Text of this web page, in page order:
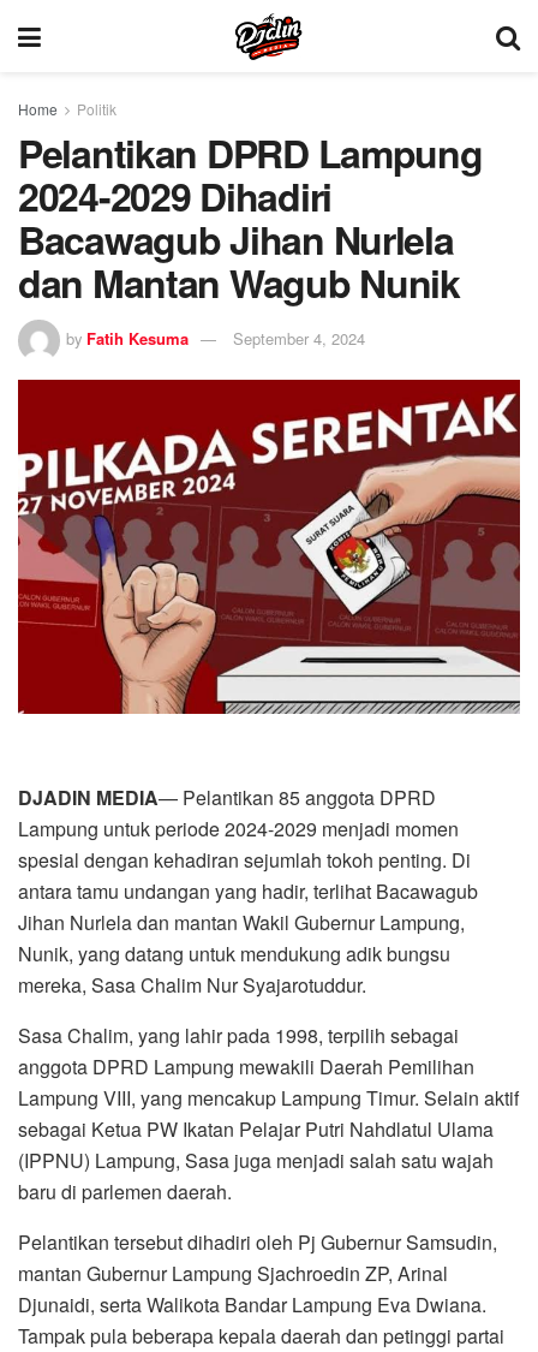
Home Politik
Pelantikan DPRD Lampung
2024-2029 Dihadiri
Bacawagub Jihan Nurlela
dan Mantan Wagub Nunik
by Fatih Kesuma September 4, 2024
DJADIN MEDIA— Pelantikan 85 anggota DPRD
Lampung untuk periode 2024-2029 menjadi momen
spesial dengan kehadiran sejumlah tokoh penting. Di
antara tamu undangan yang hadir, terlihat Bacawagub
Jihan Nurlela dan mantan Wakil Gubernur Lampung,
Nunik, yang datang untuk mendukung adik bungsu
mereka, Sasa Chalim Nur Syajarotuddur.
Sasa Chalim, yang lahir pada 1998, terpilih sebagai
anggota DPRD Lampung mewakili Daerah Pemilihan
Lampung VIII, yang mencakup Lampung Timur. Selain aktif
sebagai Ketua PW Ikatan Pelajar Putri Nahdlatul Ulama
(IPPNU) Lampung, Sasa juga menjadi salah satu wajah
baru di parlemen daerah.
Pelantikan tersebut dihadiri oleh Pj Gubernur Samsudin,
mantan Gubernur Lampung Sjachroedin ZP, Arinal
Djunaidi, serta Walikota Bandar Lampung Eva Dwiana.
Tampak pula beberapa kepala daerah dan petinggi partai